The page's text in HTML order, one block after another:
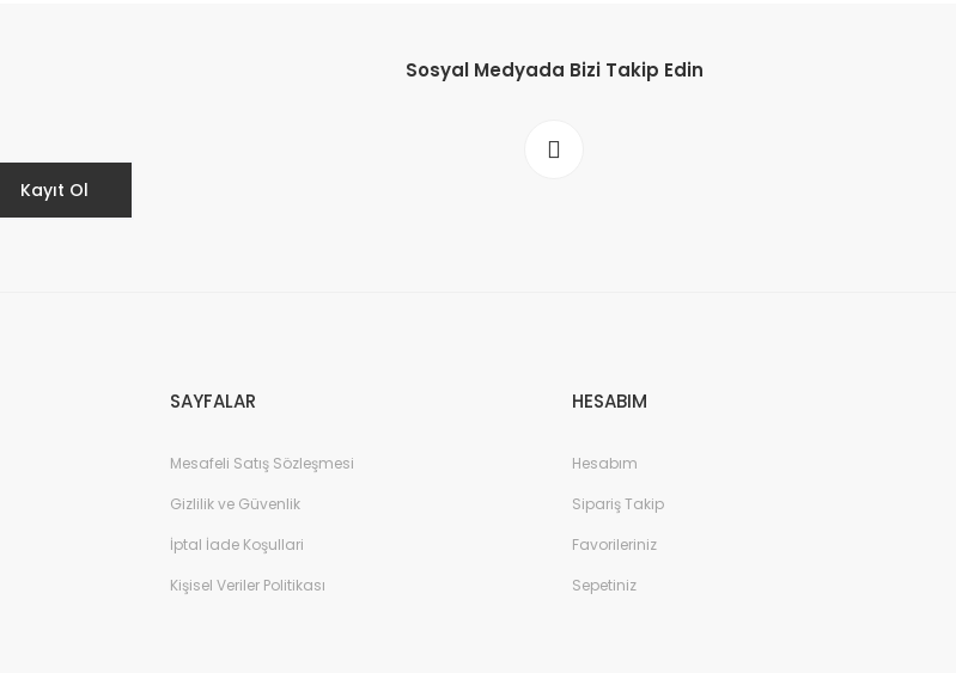
Kayıt Ol
Sosyal Medyada Bizi Takip Edin
SAYFALAR
Mesafeli Satış Sözleşmesi
Gizlilik ve Güvenlik
İptal İade Koşullari
Kişisel Veriler Politikası
HESABIM
Hesabım
Sipariş Takip
Favorileriniz
Sepetiniz